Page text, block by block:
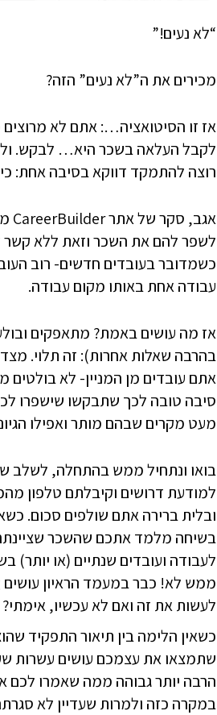
“לא נעים!”
מכירים את ה”לא נעים” הזה?
אז זו הסיטואציה…: אתם לא
לקבל העלאה בשכר היא… לבקש.
רוצה להתמקד דווקא בסיבה אחת:
לשפר להם את השכר וזאת ללא
כשמדובר בעובדים חדשים- רוב
עבודה אחת באותו מקום עבודה.
אז מה עושים באמת? מתאפקים
בהרבה שאלות אחרות): זה תלוי.
אתם עובדים מן המניין- לא
סיבה טובה לכך שתבקשו שישפרו
מעט מקרים שבהם מותר ואפילו
בואו ונתחיל ממש בהתחלה, לשלב
למודעת דרושים וקיבלתם טלפון
ובלית ברירה אתם שולפים סכום.
בשיחה מלמד אתכם שהשכר
לעבודה ועובדים שנתיים (או יותר)
לעשות את זה ואם לא עכשיו, אימתי?
כשאין הלימה בין תיאור התפקיד
שתמצאו את עצמכם עושים עשרות
הרבה יותר גבוהה ממה שאמרו לכם
במקרה כזה ולמרות שעדיין לא